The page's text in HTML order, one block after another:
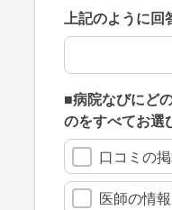
上記のように回
上記のように回
■病院なびにど
のをすべてお選
口コミの
医師の情